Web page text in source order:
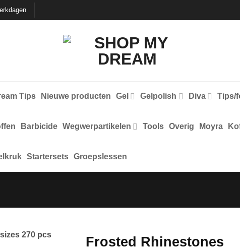
Tips Nieuwe producten Gel Gelpolish Diva Tips/
Barbicide Wegwerpartikelen Tools Overig Moyra
Startersets Groepslessen
Frosted Rhinestones